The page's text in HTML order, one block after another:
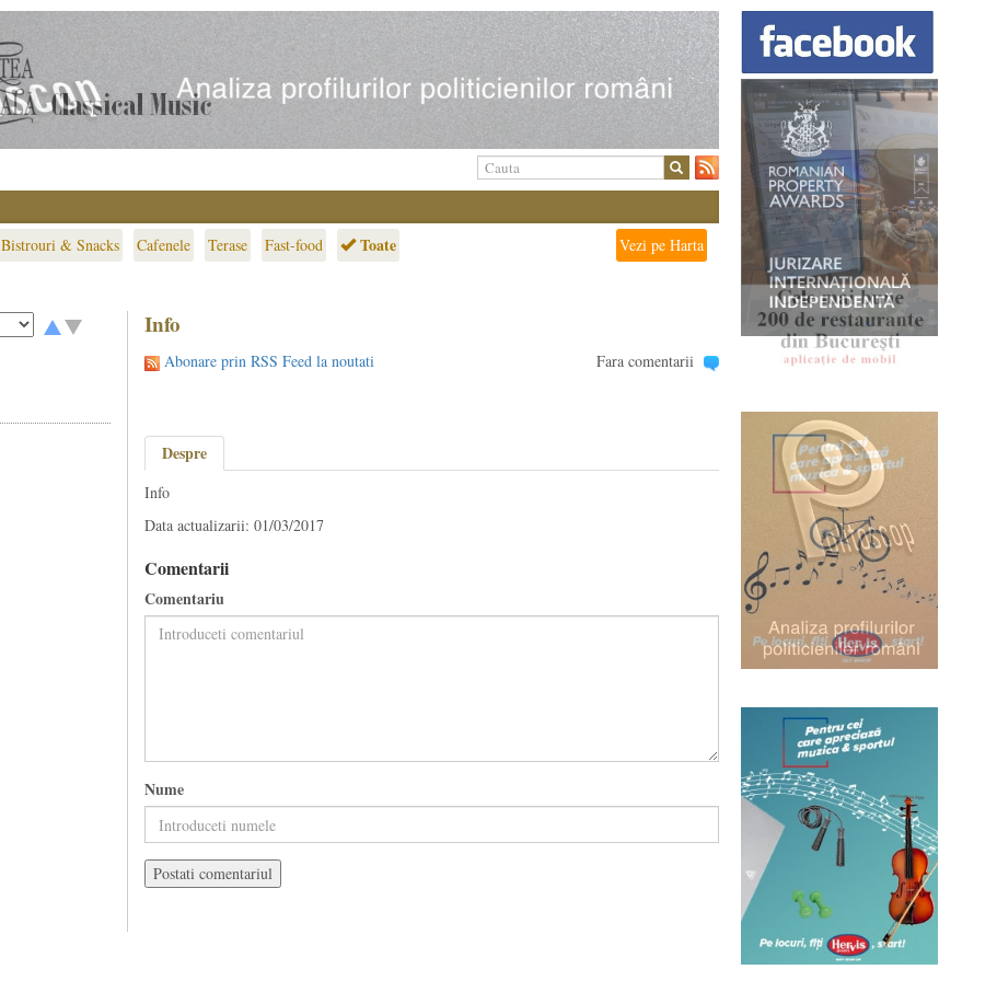
Bistrouri & Snacks Cafenele Terase Fast-food Toate
Vezi pe Harta
Info
Abonare prin RSS Feed la noutati Fara comentarii
Despre
Info
Data actualizarii: 01/03/2017
Comentarii
Comentariu
Nume